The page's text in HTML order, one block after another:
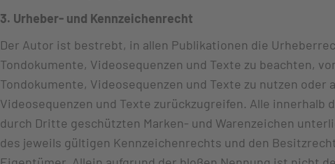
3. Urheber- und Kennzeichenrecht
Der Autor ist bestrebt, in allen Publikationen die
Tondokumente, Videosequenzen und Texte zu beachten,
Tondokumente, Videosequenzen und Texte zu nutzen oder
Videosequenzen und Texte zurückzugreifen. Alle
durch Dritte geschützten Marken- und Warenzeichen
des jeweils gültigen Kennzeichenrechts und den